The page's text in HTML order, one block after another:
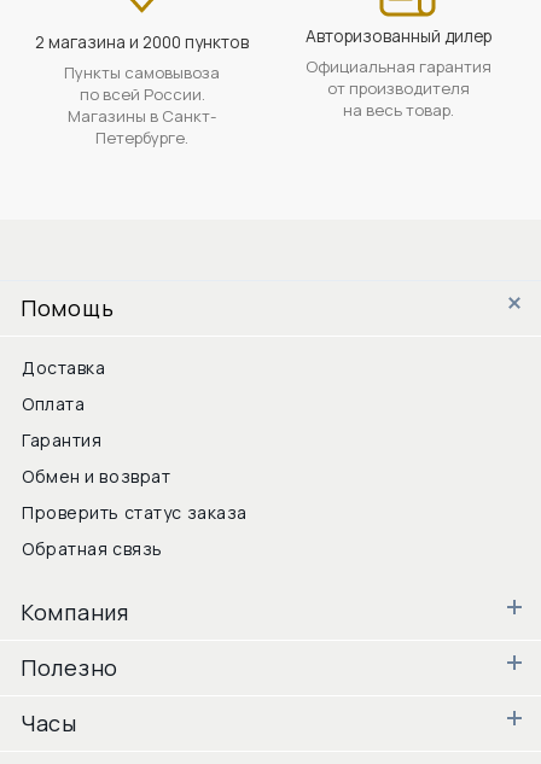
2 магазина и 2000 пунктов
Пункты самовывоза
по всей России.
Магазины в Санкт-
Петербурге.
Авторизованный дилер
Официальная гарантия
от производителя
на весь товар.
Помощь
Доставка
Оплата
Гарантия
Обмен и возврат
Проверить статус заказа
Обратная связь
Компания
Полезно
Часы